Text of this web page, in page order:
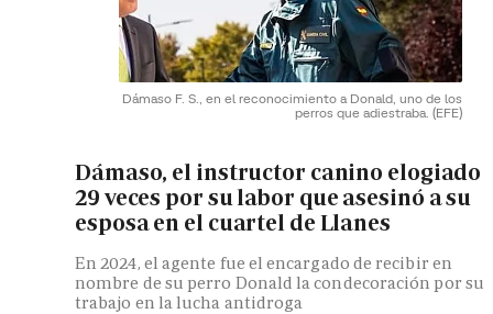
Dámaso F. S., en el reconocimiento a Donald, uno de los
perros que adiestraba. (EFE)
Dámaso, el instructor canino elogiado
29 veces por su labor que asesinó a su
esposa en el cuartel de Llanes
En 2024, el agente fue el encargado de recibir en
nombre de su perro Donald la condecoración por su
trabajo en la lucha antidroga